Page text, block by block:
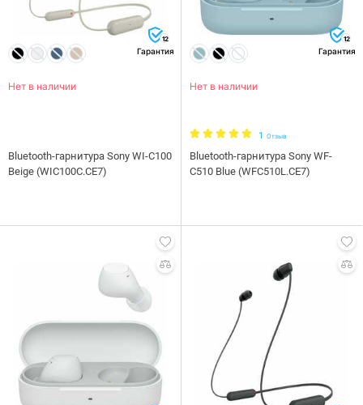
12
Гарантия
Нет в наличии
Bluetooth-гарнитура Sony WI-C100
Beige (WIC100C.CE7)
12
Гарантия
Нет в наличии
1 Отзыв
Bluetooth-гарнитура Sony WF-
C510 Blue (WFC510L.CE7)